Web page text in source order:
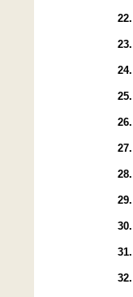
22.
23.
24.
25.
26.
27.
28.
29.
30.
31.
32.